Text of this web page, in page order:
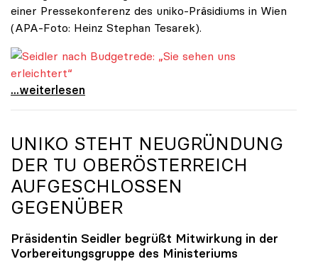
einer Pressekonferenz des uniko-Präsidiums in Wien
(APA-Foto: Heinz Stephan Tesarek).
Seidler nach Budgetrede: „Sie sehen uns erleichtert“
Seidler nach Budgetrede: „Sie sehen uns
...weiterlesen
UNIKO STEHT NEUGRÜNDUNG
DER TU OBERÖSTERREICH
AUFGESCHLOSSEN
GEGENÜBER
Präsidentin Seidler begrüßt Mitwirkung in der
Vorbereitungsgruppe des Ministeriums